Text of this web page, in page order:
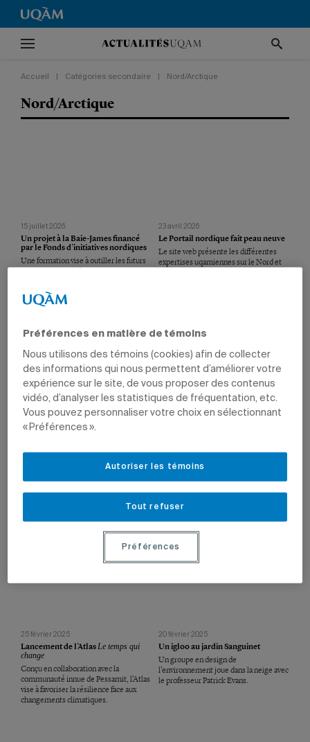
Accueil Catégories secondaire Nord/Arctique
Nord/Arctique
15 juillet 2026
Un projet à la Baie-James financé
par le Fonds d’initiatives nordiques
Une formation vise à outiller les futurs
travailleurs quant à leur rapport au
aux responsabilités collectives
associées à l’occupation du Nord.
23 avril 2026
Le Portail nordique fait peau neuve
Le site web présente les différentes
expertises uqamiennes sur le Nord et
loupe de Daniel Chartier
Le professeur est titulaire de la
nouvelle Chaire sur l’imaginaire, les
perceptions et les représentations de
La professeure Emilie Fortin-Lefebvre
prépare une série documentaire.
25 février 2025
Lancement de l’Atlas Le temps qui
change
Conçu en collaboration avec la
communauté innue de Pessamit, l’Atlas
vise à favoriser la résilience face aux
changements climatiques.
20 février 2025
Un igloo au jardin Sanguinet
Un groupe en design de
l’environnement joue dans la neige avec
le professeur Patrick Evans.
Préférences en matière de témoins
Nous utilisons des témoins (cookies) afin de collecter
des informations qui nous permettent d’améliorer votre
expérience sur le site, de vous proposer des contenus
vidéo, d’analyser les statistiques de fréquentation, etc.
Vous pouvez personnaliser votre choix en sélectionnant
« Préférences ».
Tout refuser
Autoriser les témoins
Préférences